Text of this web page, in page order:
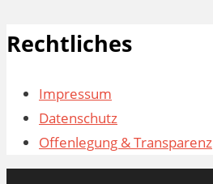
Rechtliches
Impressum
Datenschutz
Offenlegung & Transparenz